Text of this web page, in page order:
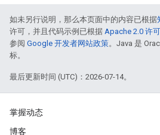
如未另行说明，那么本页面中的内容已根据
许可，并且代码示例已根据 Apache 2.0 许可
参阅 Google 开发者网站政策。Java 是
标。
最后更新时间 (UTC)：2026-07-14。
掌握动态
博客